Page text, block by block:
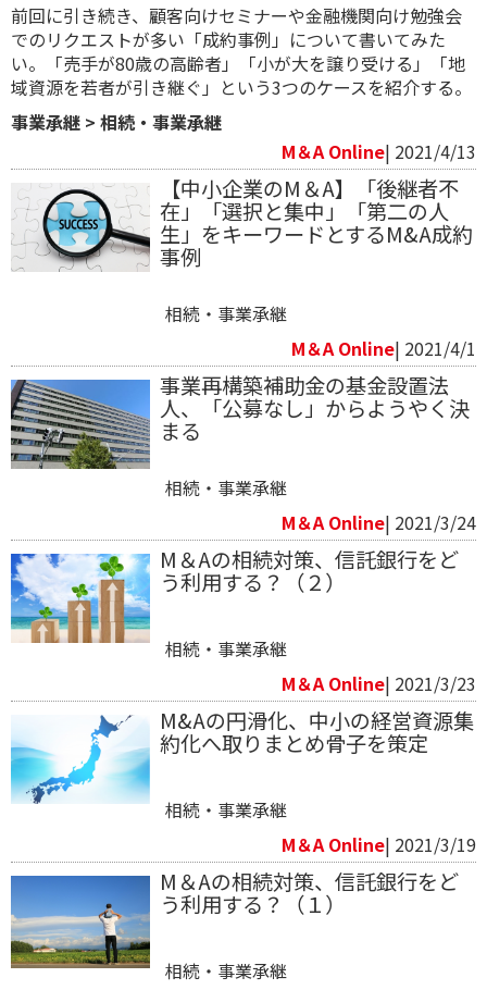
前回に引き続き、顧客向けセミナーや金融機関向け勉強会
でのリクエストが多い「成約事例」について書いてみた
い。「売手が80歳の高齢者」「小が大を譲り受ける」「地
域資源を若者が引き継ぐ」という3つのケースを紹介する。
事業承継 > 相続・事業承継
M＆A Online| 2021/4/13
【中小企業のM＆A】「後継者不
在」「選択と集中」「第二の人
生」をキーワードとするM&A成約
事例
相続・事業承継
M＆A Online| 2021/4/1
事業再構築補助金の基金設置法
人、「公募なし」からようやく決
まる
相続・事業承継
M＆A Online| 2021/3/24
M＆Aの相続対策、信託銀行をど
う利用する？（２）
相続・事業承継
M＆A Online| 2021/3/23
M&Aの円滑化、中小の経営資源集
約化へ取りまとめ骨子を策定
相続・事業承継
M＆A Online| 2021/3/19
M＆Aの相続対策、信託銀行をど
う利用する？（１）
相続・事業承継